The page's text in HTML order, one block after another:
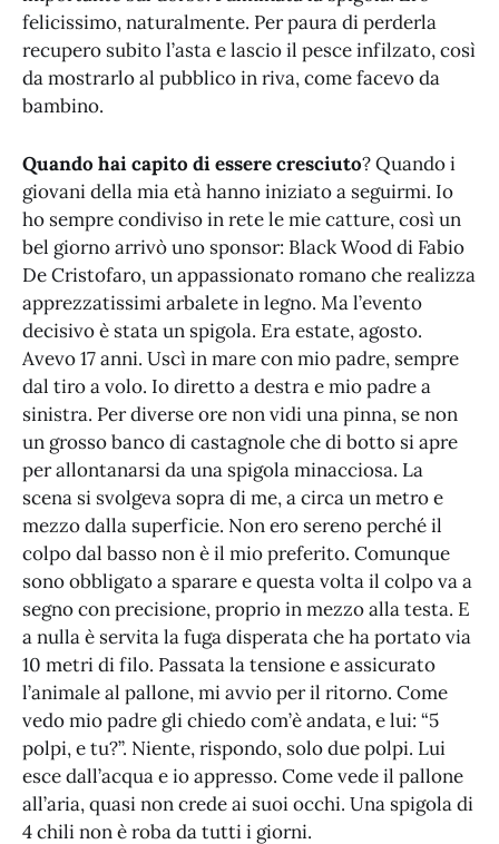
felicissimo, naturalmente. Per paura di perderla
recupero subito l’asta e lascio il pesce infilzato, così
da mostrarlo al pubblico in riva, come facevo da
bambino.
Quando hai capito di essere cresciuto? Quando i
giovani della mia età hanno iniziato a seguirmi. Io
ho sempre condiviso in rete le mie catture, così un
bel giorno arrivò uno sponsor: Black Wood di Fabio
De Cristofaro, un appassionato romano che realizza
apprezzatissimi arbalete in legno. Ma l’evento
decisivo è stata un spigola. Era estate, agosto.
Avevo 17 anni. Uscì in mare con mio padre, sempre
dal tiro a volo. Io diretto a destra e mio padre a
sinistra. Per diverse ore non vidi una pinna, se non
un grosso banco di castagnole che di botto si apre
per allontanarsi da una spigola minacciosa. La
scena si svolgeva sopra di me, a circa un metro e
mezzo dalla superficie. Non ero sereno perché il
colpo dal basso non è il mio preferito. Comunque
sono obbligato a sparare e questa volta il colpo va a
segno con precisione, proprio in mezzo alla testa. E
a nulla è servita la fuga disperata che ha portato via
10 metri di filo. Passata la tensione e assicurato
l’animale al pallone, mi avvio per il ritorno. Come
vedo mio padre gli chiedo com’è andata, e lui: “5
polpi, e tu?”. Niente, rispondo, solo due polpi. Lui
esce dall’acqua e io appresso. Come vede il pallone
all’aria, quasi non crede ai suoi occhi. Una spigola di
4 chili non è roba da tutti i giorni.